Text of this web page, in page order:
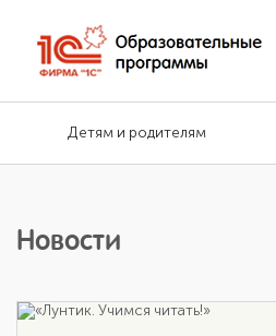
Детям и родителям
Новости